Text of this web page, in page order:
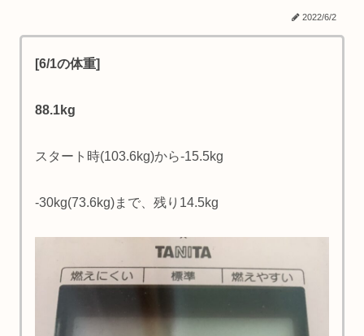
2022/6/2
[6/1の体重]
88.1kg
スタート時(103.6kg)から-15.5kg
-30kg(73.6kg)まで、残り14.5kg